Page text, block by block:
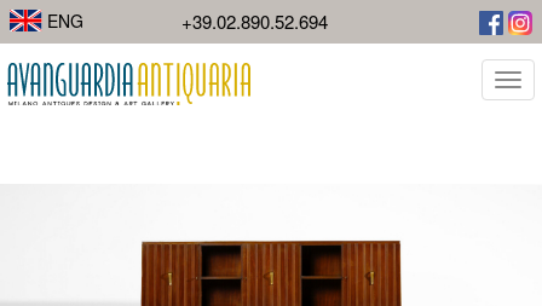
ENG +39.02.890.52.694